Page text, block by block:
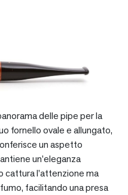
delle pipe per la
fornello ovale e allungato,
un aspetto
un’eleganza
cattura l’attenzione ma
facilitando una presa